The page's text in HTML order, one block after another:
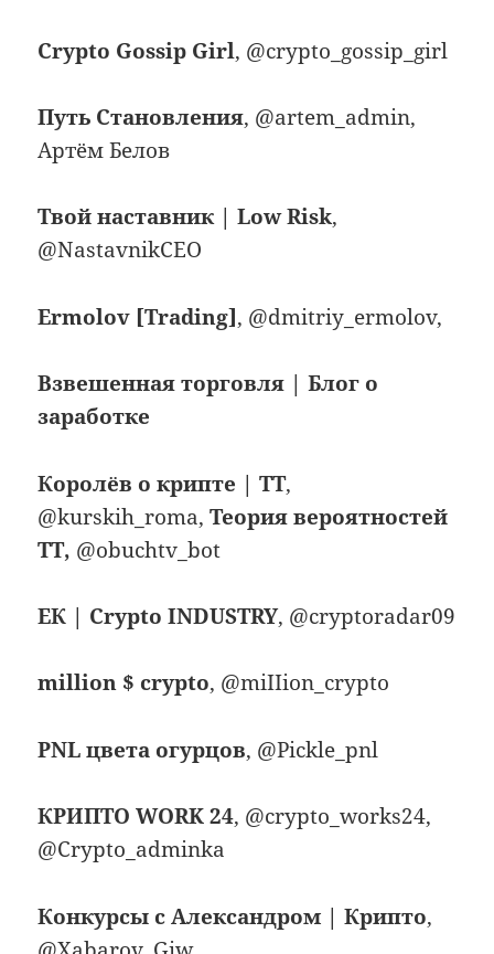
Crypto Gossip Girl, @crypto_gossip_girl
Путь Становления, @artem_admin,
Артём Белов
Твой наставник | Low Risk,
@NastavnikCEO
Ermolov [Trading], @dmitriy_ermolov,
Взвешенная торговля | Блог о
заработке
Королёв о крипте | TT,
@kurskih_roma,Теория вероятностей
ТТ, @obuchtv_bot
ЕК | Crypto INDUSTRY, @cryptoradar09
million $ crypto, @miIIion_crypto
PNL цвета огурцов, @Pickle_pnl
КРИПТО WORK 24, @crypto_works24,
@Crypto_adminka
Конкурсы с Александром | Крипто,